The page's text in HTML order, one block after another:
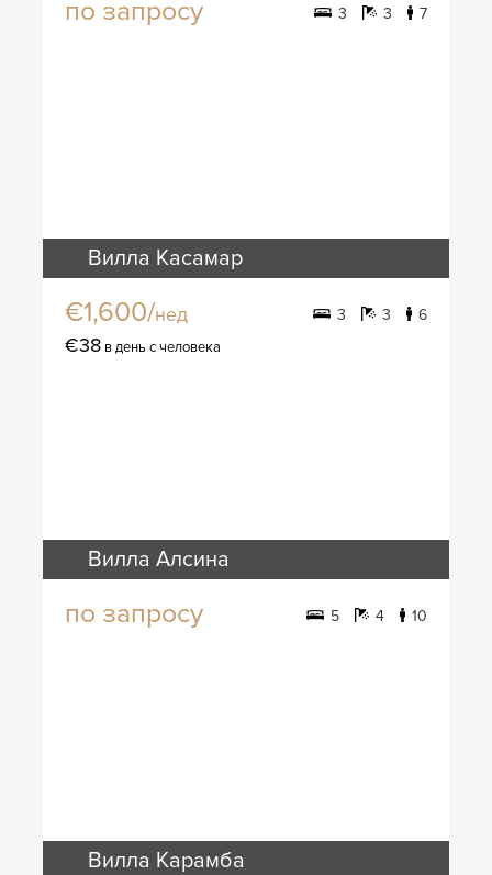
по запросу 3 3 7
Вилла Касамар
€1,600/нед 3 3 6
€38 в день с человека
Вилла Алсина
по запросу 5 4 10
Вилла Карамба